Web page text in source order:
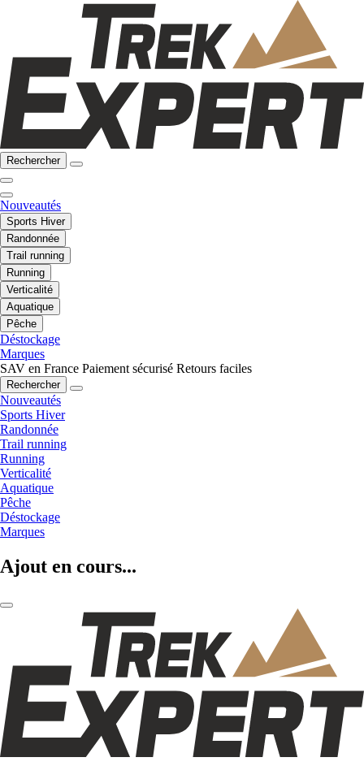
Rechercher
Nouveautés
Sports Hiver
Randonnée
Trail running
Running
Verticalité
Aquatique
Pêche
Déstockage
Marques
SAV en France Paiement sécurisé Retours faciles
Rechercher
Nouveautés
Sports Hiver
Randonnée
Trail running
Running
Verticalité
Aquatique
Pêche
Déstockage
Marques
Ajout en cours...